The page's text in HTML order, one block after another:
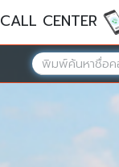
CALL CENTER